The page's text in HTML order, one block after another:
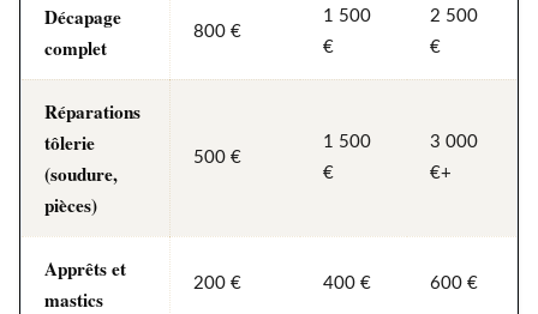
Décapage
complet
800 €
1 500
€
2 500
€
Réparations
tôlerie
(soudure,
pièces)
500 €
1 500
€
3 000
€+
Apprêts et
mastics
200 € 400 € 600 €